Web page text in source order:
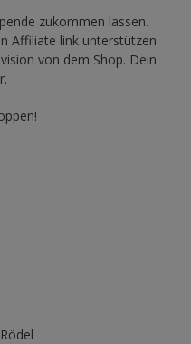
zukommen lassen.
Affiliate link unterstützen.
von dem Shop. Dein